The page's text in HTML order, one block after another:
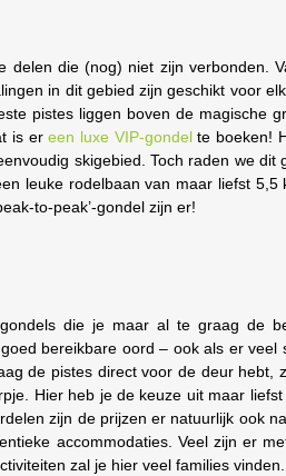
delen die (nog) niet zijn verbonden.
in dit gebied zijn geschikt voor
pistes liggen boven de magische
is ereen luxe VIP-gondelte boeken!
skigebied. Toch raden we dit
leuke rodelbaan van maar liefst
to-peak’-gondel zijn er!
die je maar al te graag de
bereikbare oord – ook als er veel
de pistes direct voor de deur hebt,
Hier heb je de keuze uit maar
zijn de prijzen er natuurlijk ook
accommodaties. Veel zijn er
zal je hier veel families vinden.